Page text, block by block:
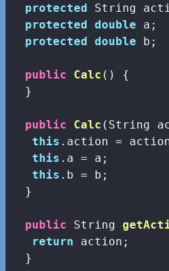
protected
String
protected
double a;
protected
double b;
public Calc ()
{
  }
public Calc (String
this .action =
this .a = a;
this .b = b;
  }
public String
return action;
  }